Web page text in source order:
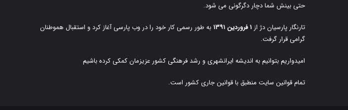
حتی بینش شما دچار دگرگونی می شود.
تارنگار پارسیان دژ از ۱ فروردین ۱۳۹۱
به طور رسمی کار خود را در وب پارسی آغاز کرد و استقبال هموطنان
گرامی قرار گرفت.
امیدواریم بتوانیم به اندیشه ایرانشهری و رشد فرهنگی کشور عزیزمان کمکی کرده باشیم
تمام قوانین سایت منطبق با قوانین جاری کشور است.